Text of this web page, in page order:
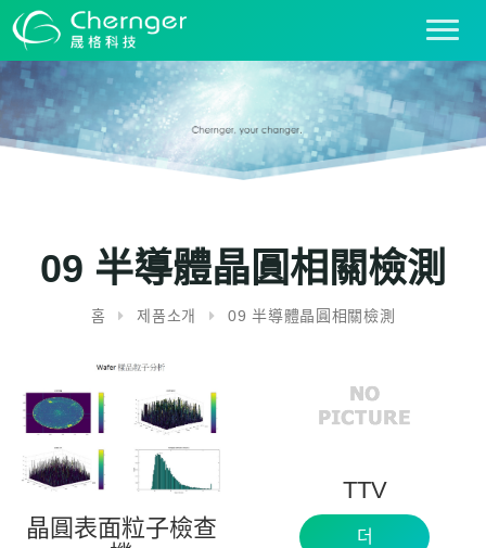
T
o
g
l
e
i
09 半導體晶圓相關檢測
홈 제품소개 09 半導體晶圓相關檢測
晶圓表面粒子檢查
TTV
더